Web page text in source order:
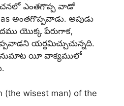
ఎంతగొప్ప వాడో
అంతగొప్పవాడు. అపుడు
పదము యొక్క పేరుగాక,
యర్థమిచ్చుచున్నది.
అనుమాట యీ వాక్యములో
(the wisest man) of the